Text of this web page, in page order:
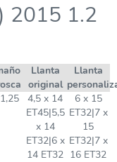
2015 1.2
Llanta
original
Llanta
4,5 x 14
ET45|5,5
x 14
ET32|6 x
14 ET32
6 x 15
ET32|7 x
15
ET32|7 x
16 ET32